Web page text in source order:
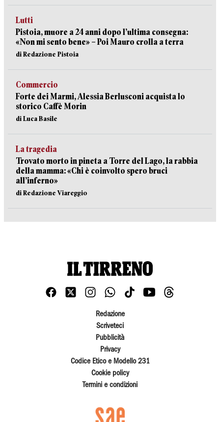
Lutti
Pistoia, muore a 24 anni dopo l’ultima consegna:
«Non mi sento bene» – Poi Mauro crolla a terra
di Redazione Pistoia
Commercio
Forte dei Marmi, Alessia Berlusconi acquista lo
storico Caffè Morin
di Luca Basile
La tragedia
Trovato morto in pineta a Torre del Lago, la rabbia
della mamma: «Chi è coinvolto spero bruci
all’inferno»
di Redazione Viareggio
Redazione
Scriveteci
Pubblicità
Privacy
Codice Etico e Modello 231
Cookie policy
Termini e condizioni